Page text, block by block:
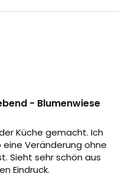
- Blumenwiese
Küche gemacht. Ich
Veränderung ohne
Sieht sehr schön aus
Eindruck.